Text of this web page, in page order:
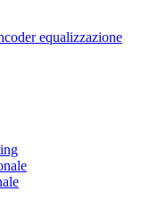
equalizzazione